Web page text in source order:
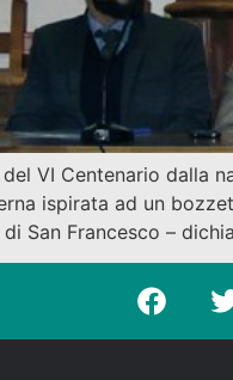
VI Centenario dalla
ispirata ad un
San Francesco –